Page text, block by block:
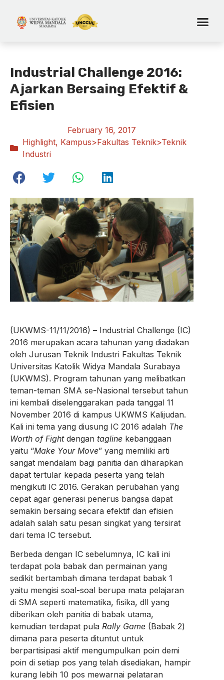
Industrial Challenge 2016:
Ajarkan Bersaing Efektif &
Efisien
February 16, 2017
Highlight, Kampus>Fakultas Teknik>Teknik
Industri
(UKWMS-11/11/2016) – Industrial Challenge (IC)
2016 merupakan acara tahunan yang diadakan
oleh Jurusan Teknik Industri Fakultas Teknik
Universitas Katolik Widya Mandala Surabaya
(UKWMS). Program tahunan yang melibatkan
teman-teman SMA se-Nasional tersebut tahun
ini kembali diselenggarakan pada tanggal 11
November 2016 di kampus UKWMS Kalijudan.
Kali ini tema yang diusung IC 2016 adalah The
Worth of Fightdengan tagline kebanggaan
yaitu “Make Your Move” yang memiliki arti
sangat mendalam bagi panitia dan diharapkan
dapat tertular kepada peserta yang telah
mengikuti IC 2016. Gerakan perubahan yang
cepat agar generasi penerus bangsa dapat
semakin bersaing secara efektif dan efisien
adalah salah satu pesan singkat yang tersirat
dari tema IC tersebut.
Berbeda dengan IC sebelumnya, IC kali ini
terdapat pola babak dan permainan yang
sedikit bertambah dimana terdapat babak 1
yaitu mengisi soal-soal berupa mata pelajaran
di SMA seperti matematika, fisika, dll yang
diberikan oleh panitia di babak utama,
kemudian terdapat pula Rally Game (Babak 2)
dimana para peserta dituntut untuk
berpartisipasi aktif mengumpulkan poin demi
poin di setiap pos yang telah disediakan, hampir
kurang lebih 10 pos mewarnai pelataran